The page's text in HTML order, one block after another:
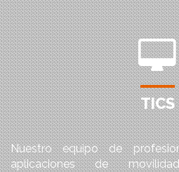
TICS
Nuestro equipo de
aplicaciones de